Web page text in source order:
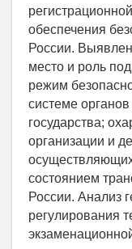
обеспечения
России.
место и роль
режим
системе
государства;
организации и
состоянием
России. Анализ
регулирования